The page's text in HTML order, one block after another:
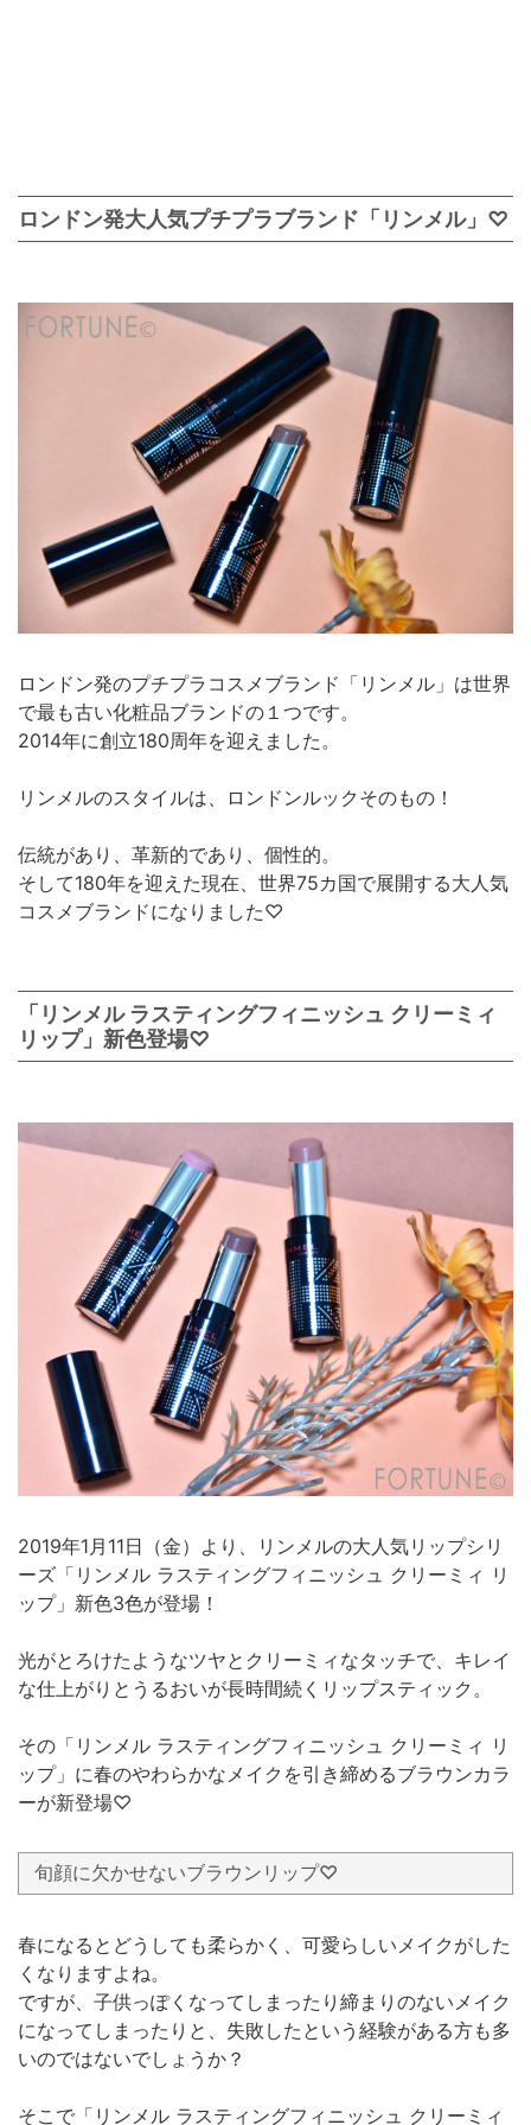
ロンドン発大人気プチプラブランド「リンメル」♡
ロンドン発のプチプラコスメブランド「リンメル」は世界
で最も古い化粧品ブランドの１つです。
2014年に創立180周年を迎えました。
リンメルのスタイルは、ロンドンルックそのもの！
伝統があり、革新的であり、個性的。
そして180年を迎えた現在、世界75カ国で展開する大人気
コスメブランドになりました♡
「リンメル ラスティングフィニッシュ クリーミィ
リップ」新色登場♡
2019年1月11日（金）より、リンメルの大人気リップシリ
ーズ「リンメル ラスティングフィニッシュ クリーミィ リ
ップ」新色3色が登場！
光がとろけたようなツヤとクリーミィなタッチで、キレイ
な仕上がりとうるおいが長時間続くリップスティック。
その「リンメル ラスティングフィニッシュ クリーミィ リ
ップ」に春のやわらかなメイクを引き締めるブラウンカラ
ーが新登場♡
旬顔に欠かせないブラウンリップ♡
春になるとどうしても柔らかく、可愛らしいメイクがした
くなりますよね。
ですが、子供っぽくなってしまったり締まりのないメイク
になってしまったりと、失敗したという経験がある方も多
いのではないでしょうか？
そこで「リンメル ラスティングフィニッシュ クリーミィ